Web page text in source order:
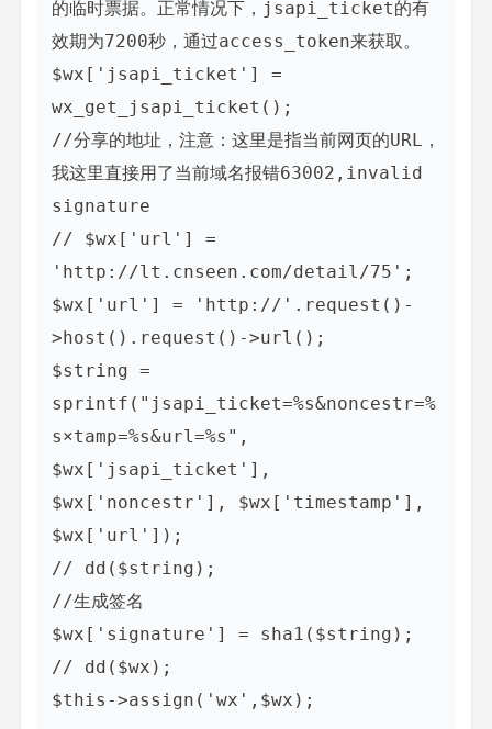
的临时票据。正常情况下，jsapi_ticket的有
效期为7200秒，通过access_token来获取。
$wx['jsapi_ticket'] =
wx_get_jsapi_ticket();
//分享的地址，注意：这里是指当前网页的URL，
我这里直接用了当前域名报错63002,invalid
signature
// $wx['url'] =
'http://lt.cnseen.com/detail/75';
$wx['url'] = 'http://'.request()-
>host().request()->url();
$string =
sprintf("jsapi_ticket=%s&noncestr=%
s×tamp=%s&url=%s",
$wx['jsapi_ticket'],
$wx['noncestr'], $wx['timestamp'],
$wx['url']);
// dd($string);
//生成签名
$wx['signature'] = sha1($string);
// dd($wx);
$this->assign('wx',$wx);